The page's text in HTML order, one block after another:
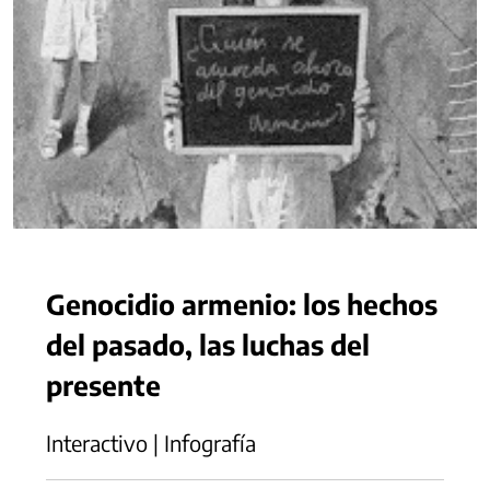
Genocidio armenio: los hechos
del pasado, las luchas del
presente
Interactivo | Infografía